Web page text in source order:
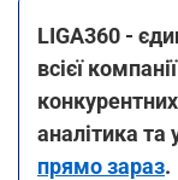
LIGA360 -
всієї
аналітика та
прямо зараз.